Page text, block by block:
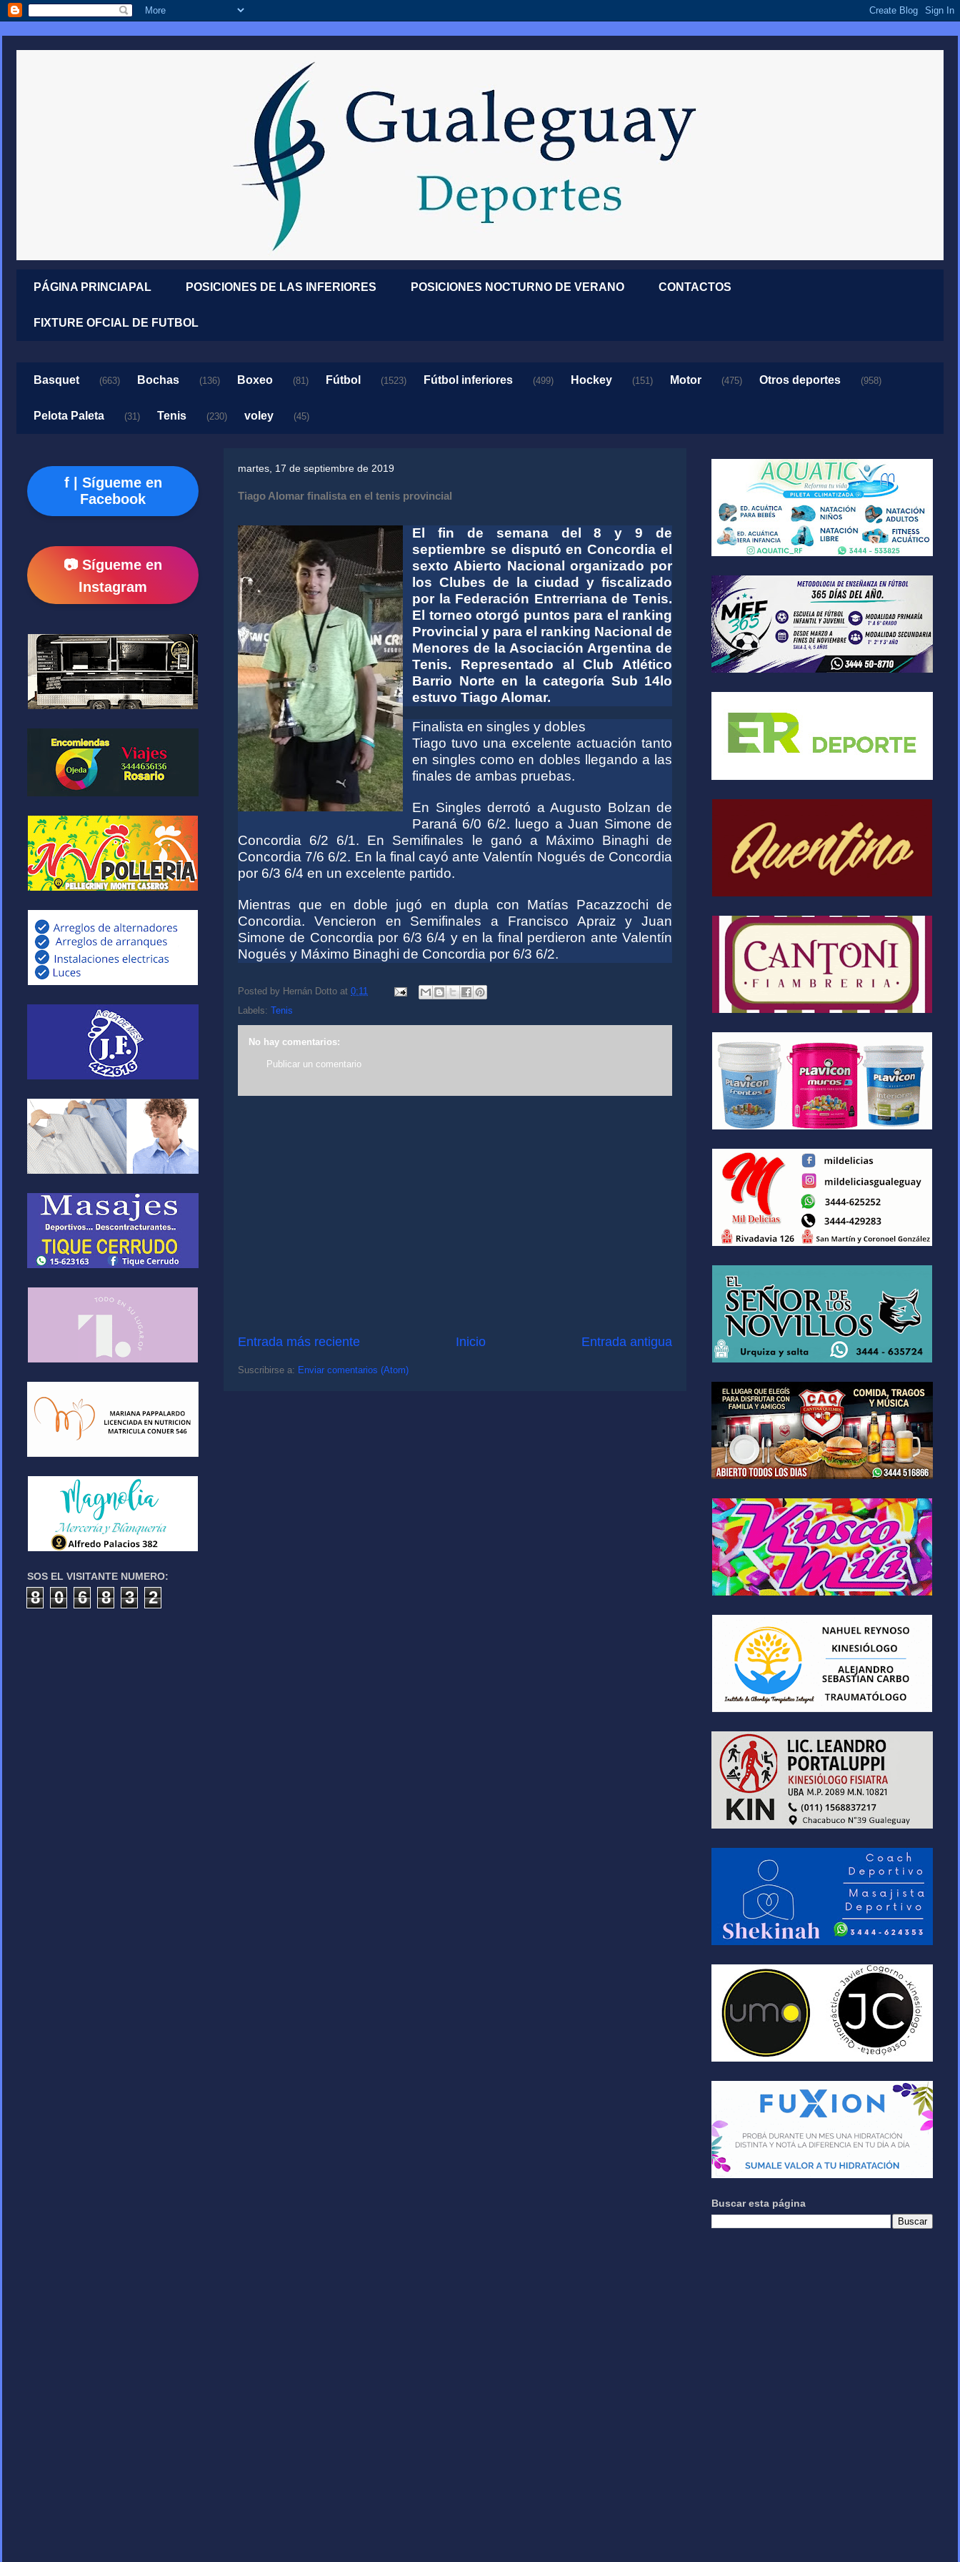
PÁGINA PRINCIAPAL POSICIONES DE LAS INFERIORES POSICIONES NOCTURNO DE VERANO CONTACTOS
FIXTURE OFCIAL DE FUTBOL
Basquet (663) Bochas (136) Boxeo (81) Fútbol (1523) Fútbol inferiores (499) Hockey (151) Motor (475) Otros deportes (958)
Pelota Paleta (31) Tenis (230) voley (45)
martes, 17 de septiembre de 2019
Tiago Alomar finalista en el tenis provincial
El fin de semana del 8 y 9 de
septiembre se disputó en Concordia el
sexto Abierto Nacional organizado por
los Clubes de la ciudad y fiscalizado
por la Federación Entrerriana de Tenis.
El torneo otorgó puntos para el ranking
Provincial y para el ranking Nacional de
Menores de la Asociación Argentina de
Tenis. Representado al Club Atlético
Barrio Norte en la categoría Sub 14lo
estuvo Tiago Alomar.
Finalista en singles y dobles
Tiago tuvo una excelente actuación tanto
en singles como en dobles llegando a las
finales de ambas pruebas.
En Singles derrotó a Augusto Bolzan de
Paraná 6/0 6/2. luego a Juan Simone de
Concordia 6/2 6/1. En Semifinales le ganó a Máximo Binaghi de
Concordia 7/6 6/2. En la final cayó ante Valentín Nogués de Concordia
por 6/3 6/4 en un excelente partido.
Mientras que en doble jugó en dupla con Matías Pacazzochi de
Concordia. Vencieron en Semifinales a Francisco Apraiz y Juan
Simone de Concordia por 6/3 6/4 y en la final perdieron ante Valentín
Nogués y Máximo Binaghi de Concordia por 6/3 6/2.
Posted by Hernán Dotto at 0:11
Labels: Tenis
No hay comentarios:
Publicar un comentario
Entrada más reciente Entrada antigua
Inicio
Suscribirse a: Enviar comentarios (Atom)
f | Sígueme en
Facebook
📷 Sígueme en
Instagram
SOS EL VISITANTE NUMERO:
8 0 6 8 3 2
Buscar esta página